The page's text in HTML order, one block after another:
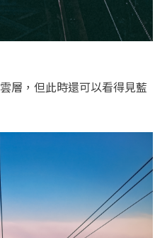
層，但此時還可以看得見藍